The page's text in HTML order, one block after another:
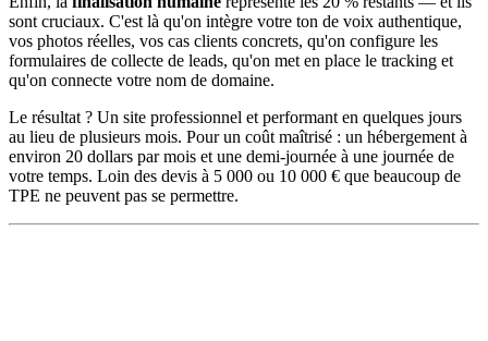
sont cruciaux. C'est là qu'on intègre votre ton de voix authentique,
vos photos réelles, vos cas clients concrets, qu'on configure les
formulaires de collecte de leads, qu'on met en place le tracking et
qu'on connecte votre nom de domaine.
Le résultat ? Un site professionnel et performant en quelques jours
au lieu de plusieurs mois. Pour un coût maîtrisé : un hébergement à
environ 20 dollars par mois et une demi-journée à une journée de
votre temps. Loin des devis à 5 000 ou 10 000 € que beaucoup de
TPE ne peuvent pas se permettre.